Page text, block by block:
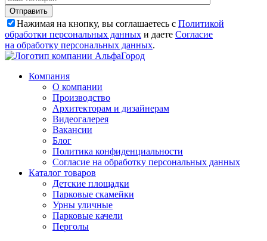
Нажимая на кнопку, вы соглашаетесь с Политикой
обработки персональных данных и даете Согласие
на обработку персональных данных.
Компания
О компании
Производство
Архитекторам и дизайнерам
Видеогалерея
Вакансии
Блог
Политика конфиденциальности
Согласие на обработку персональных данных
Каталог товаров
Детские площадки
Парковые скамейки
Урны уличные
Парковые качели
Перголы